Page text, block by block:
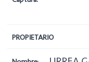
PROPIETARIO